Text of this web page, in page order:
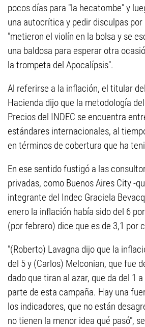
pocos días para "la hecatombe" y
una autocrítica y pedir disculpas por
"metieron el violín en la bolsa y se
una baldosa para esperar otra
la trompeta del Apocalípsis".
Al referirse a la inflación, el titular
Hacienda dijo que la metodología
Precios del INDEC se encuentra
estándares internacionales, al
en términos de cobertura que ha
En ese sentido fustigó a las
privadas, como Buenos Aires City -
integrante del Indec Graciela
enero la inflación había sido del 6
(por febrero) dice que es de 3,1 por
"(Roberto) Lavagna dijo que la
del 5 y (Carlos) Melconian, que fue
dado que tiran al azar, que da del 1
parte de esta campaña. Hay una
los indicadores, que no están
no tienen la menor idea qué pasó",